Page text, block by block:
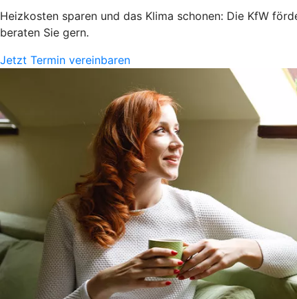
Heizkosten sparen und das Klima schonen: Die KfW
beraten Sie gern.
Jetzt Termin vereinbaren